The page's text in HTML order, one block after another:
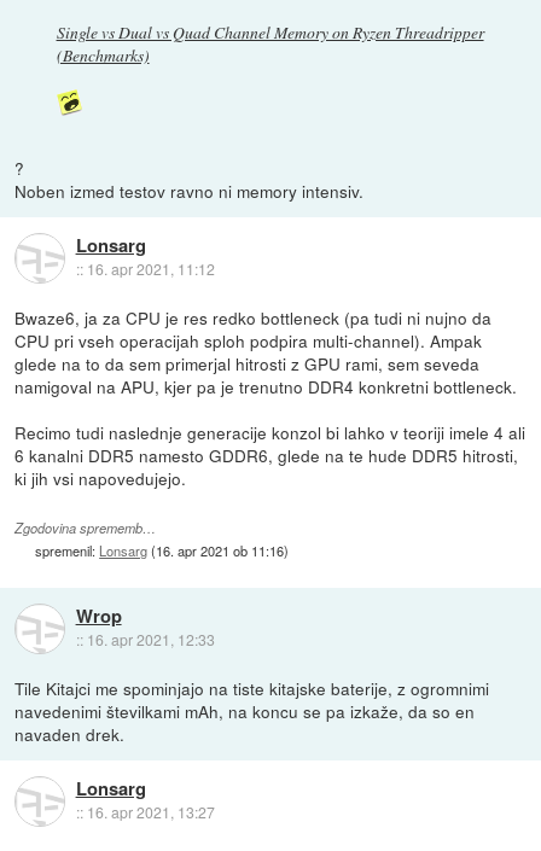
Single vs Dual vs Quad Channel Memory on Ryzen Threadripper
(Benchmarks)
?
Noben izmed testov ravno ni memory intensiv.
Lonsarg
:: 16. apr 2021, 11:12
Bwaze6, ja za CPU je res redko bottleneck (pa tudi ni nujno da
CPU pri vseh operacijah sploh podpira multi-channel). Ampak
glede na to da sem primerjal hitrosti z GPU rami, sem seveda
namigoval na APU, kjer pa je trenutno DDR4 konkretni bottleneck.
Recimo tudi naslednje generacije konzol bi lahko v teoriji imele 4 ali
6 kanalni DDR5 namesto GDDR6, glede na te hude DDR5 hitrosti,
ki jih vsi napovedujejo.
Zgodovina sprememb…
spremenil: Lonsarg(16. apr 2021 ob 11:16)
Wrop
:: 16. apr 2021, 12:33
Tile Kitajci me spominjajo na tiste kitajske baterije, z ogromnimi
navedenimi številkami mAh, na koncu se pa izkaže, da so en
navaden drek.
Lonsarg
:: 16. apr 2021, 13:27